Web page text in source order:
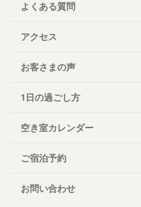
よくある質問
アクセス
お客さまの声
1日の過ごし方
空き室カレンダー
ご宿泊予約
お問い合わせ